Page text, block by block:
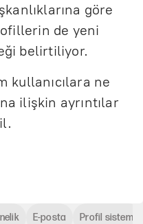
göre
de yeni
belirtiliyor.
kullanıcılara ne
ilişkin ayrıntılar
E-posta Profil sistemi